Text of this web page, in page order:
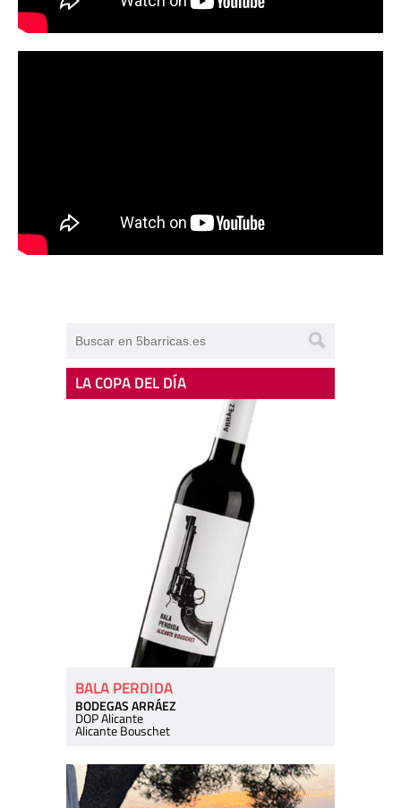
LA COPA DEL DÍA
BALA PERDIDA
BODEGAS ARRÁEZ
DOP Alicante
Alicante Bouschet